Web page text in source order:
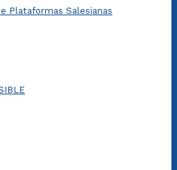
Plataformas Salesianas